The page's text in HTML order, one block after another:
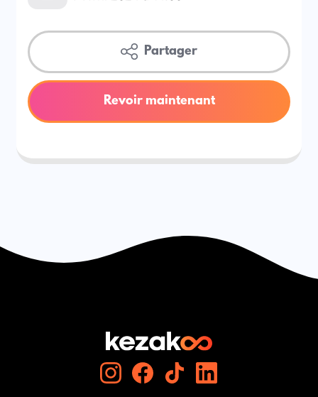
Partager
Revoir maintenant